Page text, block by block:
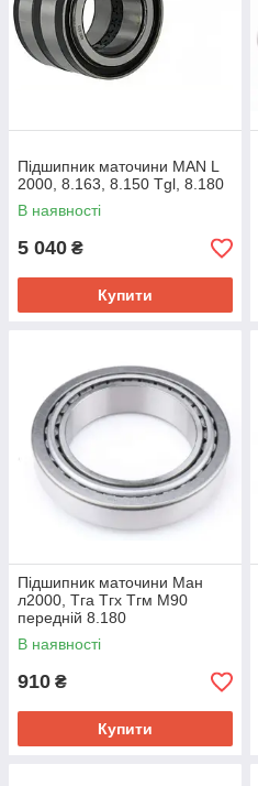
Підшипник маточини MAN L
2000, 8.163, 8.150 Tgl, 8.180
В наявності
5 040 ₴
Купити
Підшипник маточини Ман
л2000, Тга Тгх Тгм M90
передній 8.180
В наявності
910 ₴
Купити